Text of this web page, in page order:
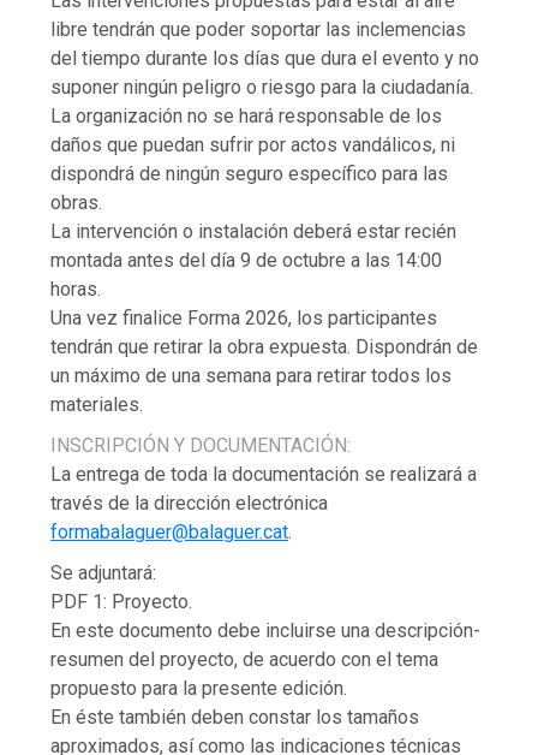
libre tendrán que poder soportar las inclemencias
del tiempo durante los días que dura el evento y no
suponer ningún peligro o riesgo para la ciudadanía.
La organización no se hará responsable de los
daños que puedan sufrir por actos vandálicos, ni
dispondrá de ningún seguro específico para las
obras.
La intervención o instalación deberá estar recién
montada antes del día 9 de octubre a las 14:00
horas.
Una vez finalice Forma 2026, los participantes
tendrán que retirar la obra expuesta. Dispondrán de
un máximo de una semana para retirar todos los
materiales.
INSCRIPCIÓN Y DOCUMENTACIÓN:
La entrega de toda la documentación se realizará a
través de la dirección electrónica
formabalaguer@balaguer.cat.
Se adjuntará:
PDF 1: Proyecto.
En este documento debe incluirse una descripción-
resumen del proyecto, de acuerdo con el tema
propuesto para la presente edición.
En éste también deben constar los tamaños
aproximados, así como las indicaciones técnicas